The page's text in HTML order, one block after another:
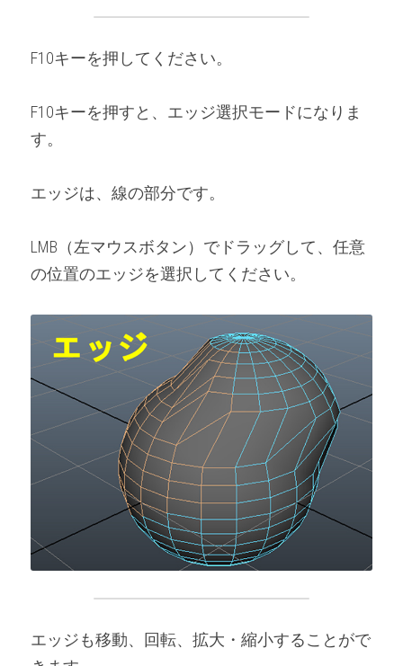
F10キーを押してください。
F10キーを押すと、エッジ選択モードになりま
す。
エッジは、線の部分です。
LMB（左マウスボタン）でドラッグして、任意
の位置のエッジを選択してください。
エッジも移動、回転、拡大・縮小することがで